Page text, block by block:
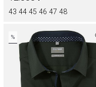
43 44 45 46 47 48
%